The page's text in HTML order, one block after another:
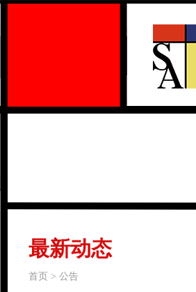
最新动态
首页 > 公告